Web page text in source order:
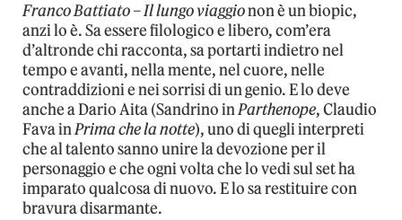
Franco Battiato – Il lungo viaggionon è un biopic,
anzi lo è. Sa essere filologico e libero, com’era
d’altronde chi racconta, sa portarti indietro nel
tempo e avanti, nella mente, nel cuore, nelle
contraddizioni e nei sorrisi di un genio. E lo deve
anche a Dario Aita (Sandrino inParthenope, Claudio
Fava inPrima che la notte), uno di quegli interpreti
che al talento sanno unire la devozione per il
personaggio e che ogni volta che lo vedi sul set ha
imparato qualcosa di nuovo. E lo sa restituire con
bravura disarmante.